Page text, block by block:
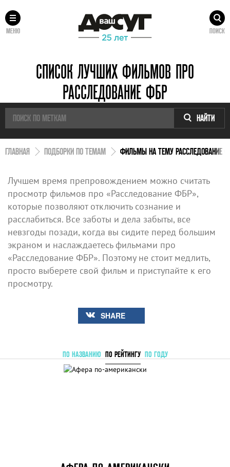
МЕНЮ ПОИСК
СПИСОК ЛУЧШИХ ФИЛЬМОВ ПРО
РАССЛЕДОВАНИЕ ФБР
НАЙТИ
ГЛАВНАЯ ПОДБОРКИ ПО ТЕМАМ ФИЛЬМЫ НА ТЕМУ РАССЛЕДОВАНИЕ
Лучшем время препровождением можно считать
просмотр фильмов про «Расследование ФБР»,
которые позволяют отключить сознание и
расслабиться. Все заботы и дела забыты, все
невзгоды позади, когда вы сидите перед большим
экраном и наслаждаетесь фильмами про
«Расследование ФБР». Поэтому не стоит медлить,
просто выберете свой фильм и приступайте к его
просмотру.
SHARE
ПО НАЗВАНИЮ ПО РЕЙТИНГУ ПО ГОДУ